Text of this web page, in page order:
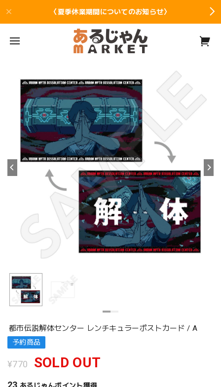
〈夏季休業期間についてのお知らせ〉
都市伝説解体センター レンチキュラーポストカード / A
予約商品
¥770 SOLD OUT
23